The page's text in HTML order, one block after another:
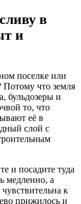
в
и
поселке или
Потому что земля
бульдозеры и
то, что
её в
слой с
и посадите туда
медленно, а
к
прижилось и